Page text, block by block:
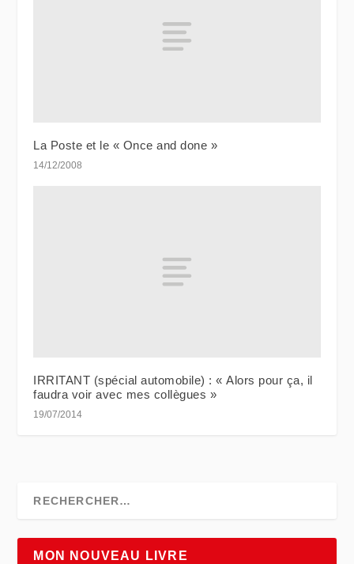
La Poste et le « Once and done »
14/12/2008
IRRITANT (spécial automobile) : « Alors pour ça, il
faudra voir avec mes collègues »
19/07/2014
MON NOUVEAU LIVRE